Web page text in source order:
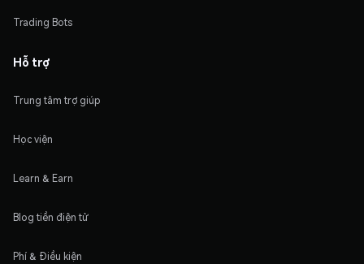
Trading Bots
Hỗ trợ
Trung tâm trợ giúp
Học viện
Learn & Earn
Blog tiền điện tử
Phí & Điều kiện